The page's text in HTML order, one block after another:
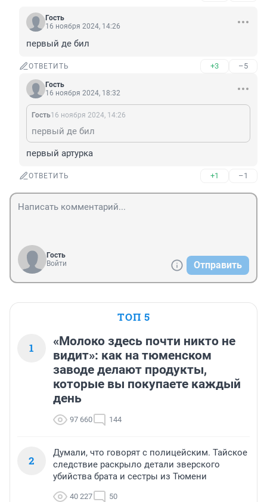
Гость
16 ноября 2024, 14:26
первый де бил
ОТВЕТИТЬ +3 –5
Гость
16 ноября 2024, 18:32
Гость16 ноября 2024, 14:26
первый де бил
первый артурка
ОТВЕТИТЬ +1 –1
Гость
Войти
Отправить
ТОП 5
1
«Молоко здесь почти никто не
видит»: как на тюменском
заводе делают продукты,
которые вы покупаете каждый
день
97 660 144
2
Думали, что говорят с полицейским. Тайское
следствие раскрыло детали зверского
убийства брата и сестры из Тюмени
40 227 50